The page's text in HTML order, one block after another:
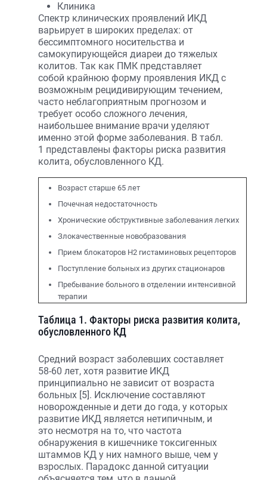
Клиника
Спектр клинических проявлений ИКД
варьирует в широких пределах: от
бессимптомного носительства и
самокупирующейся диареи до тяжелых
колитов. Так как ПМК представляет
собой крайнюю форму проявления ИКД с
возможным рецидивирующим течением,
часто неблагоприятным прогнозом и
требует особо сложного лечения,
наибольшее внимание врачи уделяют
именно этой форме заболевания. В табл.
1 представлены факторы риска развития
колита, обусловленного КД.
Таблица 1. Факторы риска развития колита,
обусловленного КД
Возраст старше 65 лет
Почечная недостаточность
Хронические обструктивные заболевания легких
Злокачественные новобразования
Прием блокаторов Н2 гистаминовых рецепторов
Поступление больных из других стационаров
Пребывание больного в отделении интенсивной
терапии
Средний возраст заболевших составляет
58-60 лет, хотя развитие ИКД
принципиально не зависит от возраста
больных [5]. Исключение составляют
новорожденные и дети до года, у которых
развитие ИКД является нетипичным, и
это несмотря на то, что частота
обнаружения в кишечнике токсигенных
штаммов КД у них намного выше, чем у
взрослых. Парадокс данной ситуации